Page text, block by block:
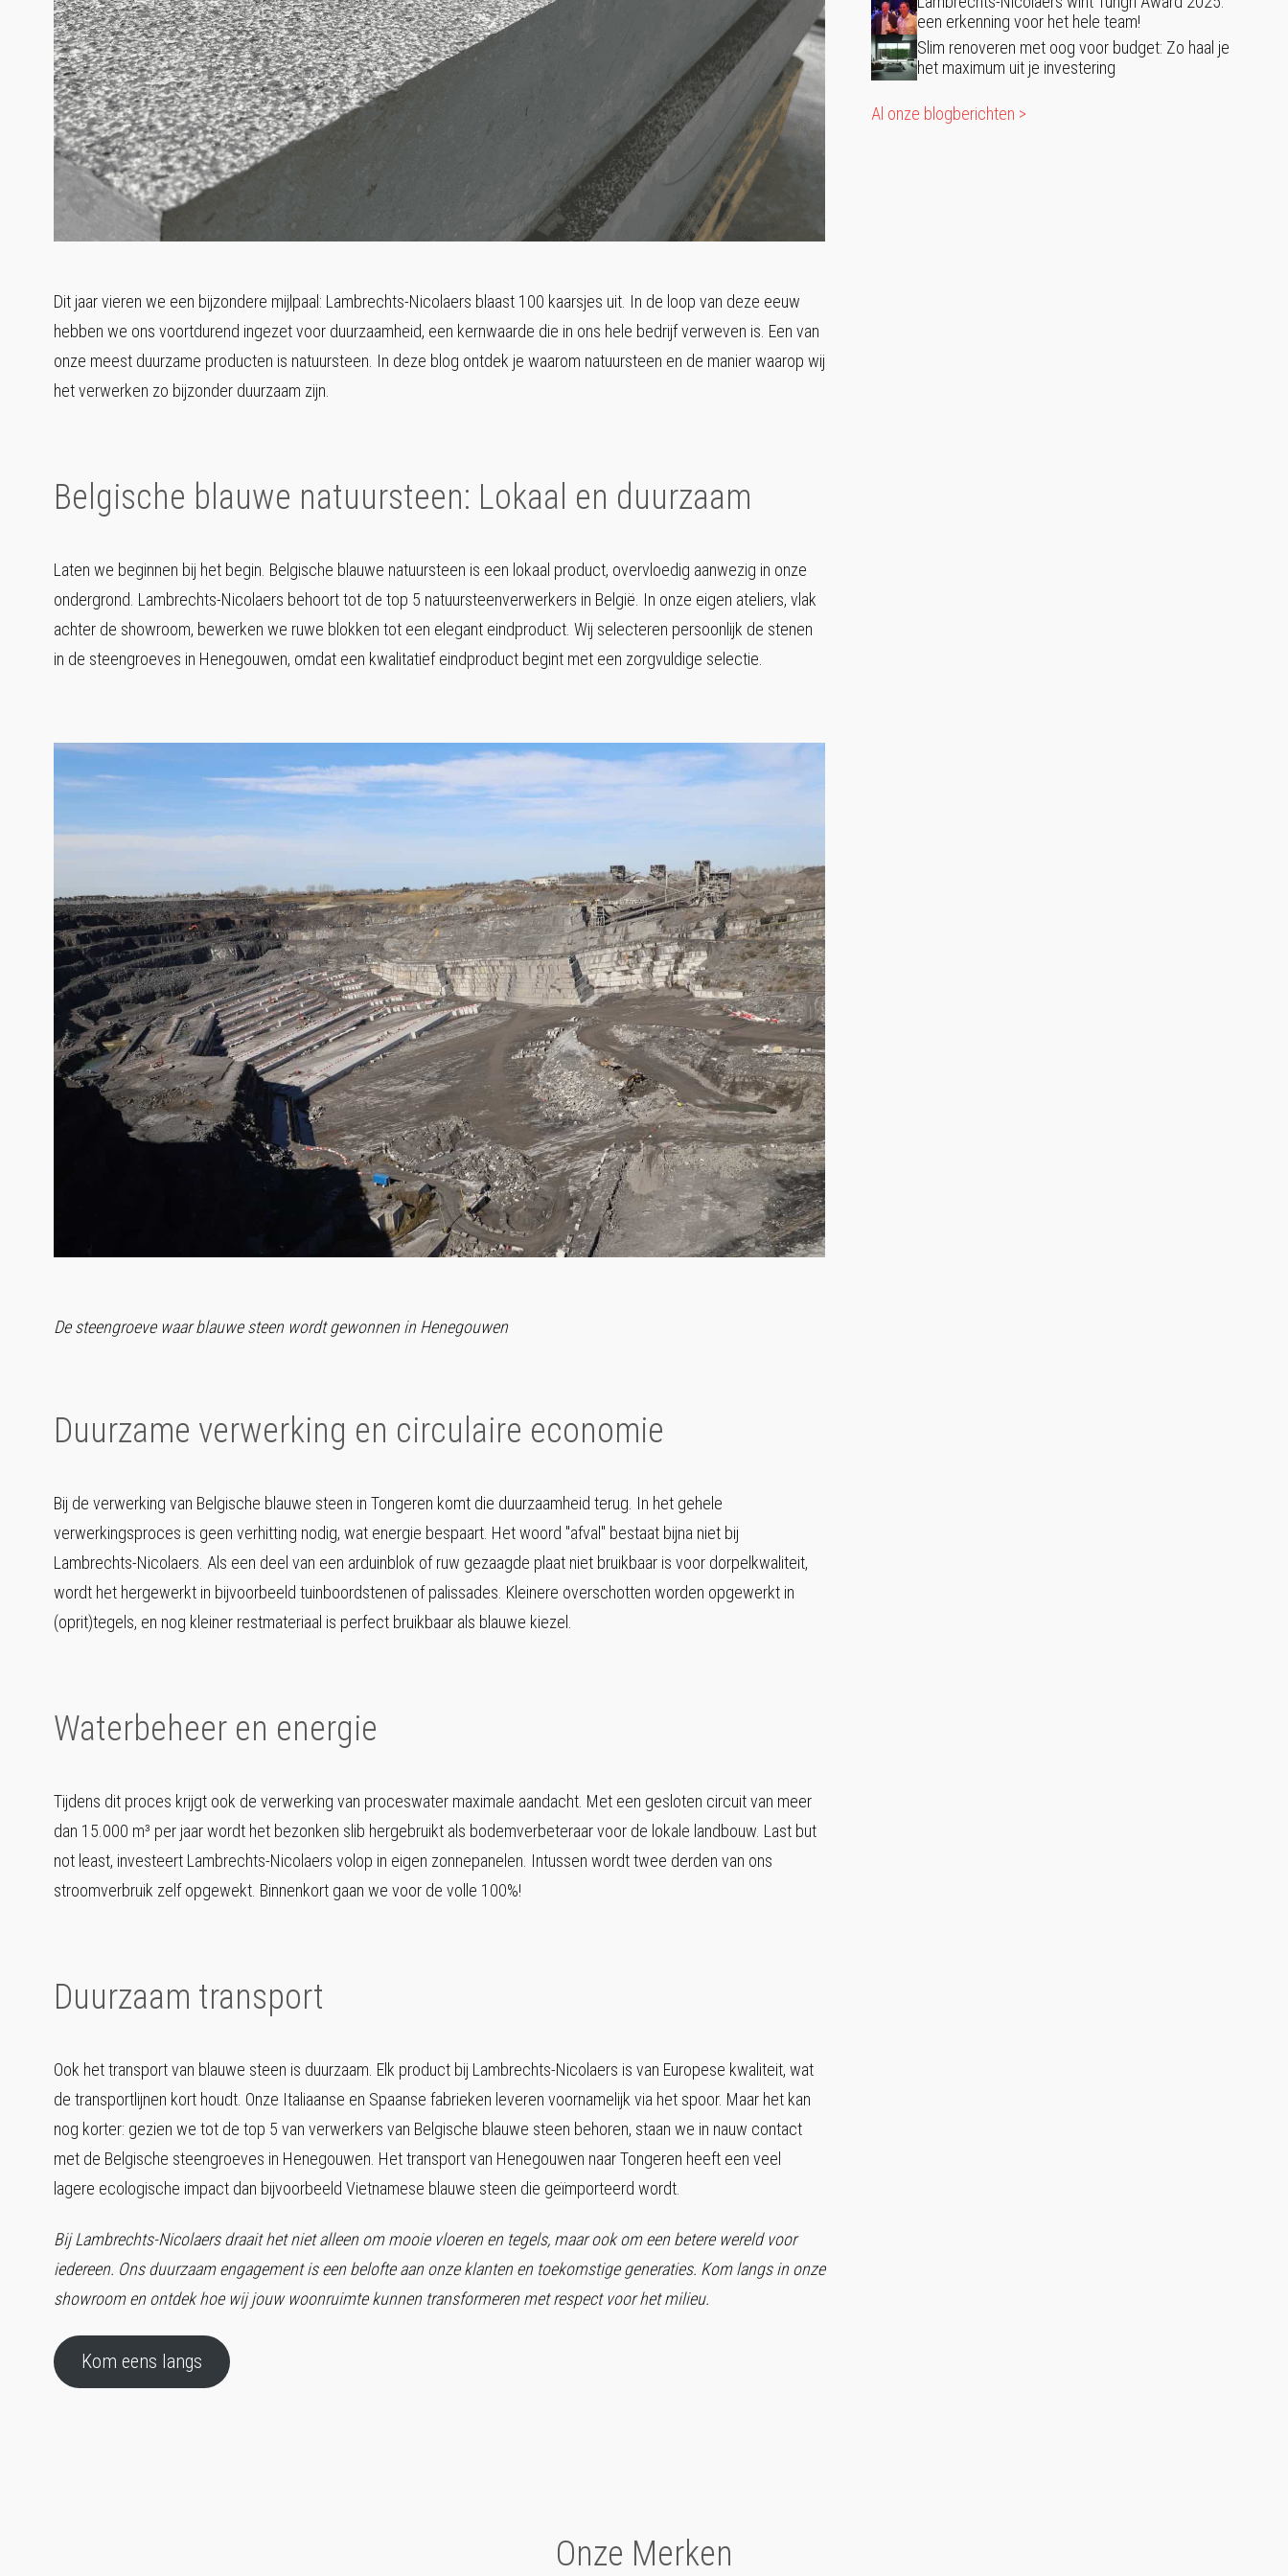
Dit jaar vieren we een bijzondere mijlpaal: Lambrechts-Nicolaers blaast 100 kaarsjes uit. In de loop van deze eeuw
hebben we ons voortdurend ingezet voor duurzaamheid, een kernwaarde die in ons hele bedrijf verweven is. Een van
onze meest duurzame producten is natuursteen. In deze blog ontdek je waarom natuursteen en de manier waarop wij
het verwerken zo bijzonder duurzaam zijn.
Belgische blauwe natuursteen: Lokaal en duurzaam
Laten we beginnen bij het begin. Belgische blauwe natuursteen is een lokaal product, overvloedig aanwezig in onze
ondergrond. Lambrechts-Nicolaers behoort tot de top 5 natuursteenverwerkers in België. In onze eigen ateliers, vlak
achter de showroom, bewerken we ruwe blokken tot een elegant eindproduct. Wij selecteren persoonlijk de stenen
in de steengroeves in Henegouwen, omdat een kwalitatief eindproduct begint met een zorgvuldige selectie.
De steengroeve waar blauwe steen wordt gewonnen in Henegouwen
Duurzame verwerking en circulaire economie
Bij de verwerking van Belgische blauwe steen in Tongeren komt die duurzaamheid terug. In het gehele
verwerkingsproces is geen verhitting nodig, wat energie bespaart. Het woord "afval" bestaat bijna niet bij
Lambrechts-Nicolaers. Als een deel van een arduinblok of ruw gezaagde plaat niet bruikbaar is voor dorpelkwaliteit,
wordt het hergewerkt in bijvoorbeeld tuinboordstenen of palissades. Kleinere overschotten worden opgewerkt in
(oprit)tegels, en nog kleiner restmateriaal is perfect bruikbaar als blauwe kiezel.
Waterbeheer en energie
Tijdens dit proces krijgt ook de verwerking van proceswater maximale aandacht. Met een gesloten circuit van meer
dan 15.000 m³ per jaar wordt het bezonken slib hergebruikt als bodemverbeteraar voor de lokale landbouw. Last but
not least, investeert Lambrechts-Nicolaers volop in eigen zonnepanelen. Intussen wordt twee derden van ons
stroomverbruik zelf opgewekt. Binnenkort gaan we voor de volle 100%!
Duurzaam transport
Ook het transport van blauwe steen is duurzaam. Elk product bij Lambrechts-Nicolaers is van Europese kwaliteit, wat
de transportlijnen kort houdt. Onze Italiaanse en Spaanse fabrieken leveren voornamelijk via het spoor. Maar het kan
nog korter: gezien we tot de top 5 van verwerkers van Belgische blauwe steen behoren, staan we in nauw contact
met de Belgische steengroeves in Henegouwen. Het transport van Henegouwen naar Tongeren heeft een veel
lagere ecologische impact dan bijvoorbeeld Vietnamese blauwe steen die geïmporteerd wordt.
Bij Lambrechts-Nicolaers draait het niet alleen om mooie vloeren en tegels, maar ook om een betere wereld voor
iedereen. Ons duurzaam engagement is een belofte aan onze klanten en toekomstige generaties. Kom langs in onze
showroom en ontdek hoe wij jouw woonruimte kunnen transformeren met respect voor het milieu.
Kom eens langs
een erkenning voor het hele team!
Slim renoveren met oog voor budget: Zo haal je
het maximum uit je investering
Al onze blogberichten >
Onze Merken